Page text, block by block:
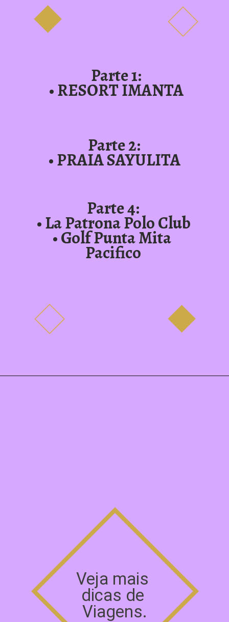
Parte 1:
• RESORT IMANTA
Parte 2:
• PRAIA SAYULITA
Parte 4:
• La Patrona Polo Club
• Golf Punta Mita
Pacifico
Veja mais
dicas de
Viagens.